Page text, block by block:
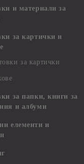
и материали за
за картички и
за картички
за папки, книги за
и албуми
елементи и